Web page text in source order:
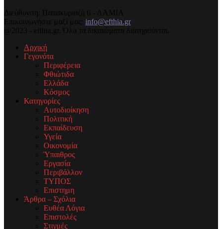
Διεύθυνση: Παπακυριαζή 6 - ΛΑΜΙΑ
Επικοινωνήστε μαζί μας: info@efthia.gr
@2023 - efthia.gr. Όλα τα δικαιώματα διατηρούνται.
Αρχική
Γεγονότα
Περιφέρεια
Φθιώτιδα
Ελλάδα
Κόσμος
Κατηγορίες
Αυτοδιοίκηση
Πολιτική
Εκπαίδευση
Υγεία
Οικονομία
Ύπαιθρος
Εργασία
Περιβάλλον
ΤΥΠΟΣ
Επιστημη
Άρθρα – Σχόλια
Ευθέα Λόγια
Επιστολές
Στιγμές